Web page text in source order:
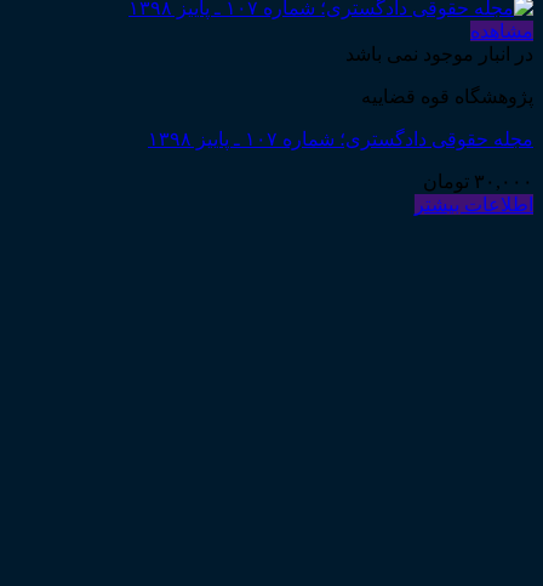
مشاهده
در انبار موجود نمی باشد
پژوهشگاه قوه قضاییه
مجله حقوقی دادگستری؛ شماره ۱۰۷ ـ پاییز ۱۳۹۸
۳۰,۰۰۰ تومان
اطلاعات بیشتر